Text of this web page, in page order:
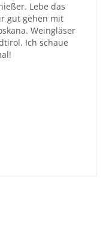
Lebe das
gut gehen mit
Weingläser
Ich schaue